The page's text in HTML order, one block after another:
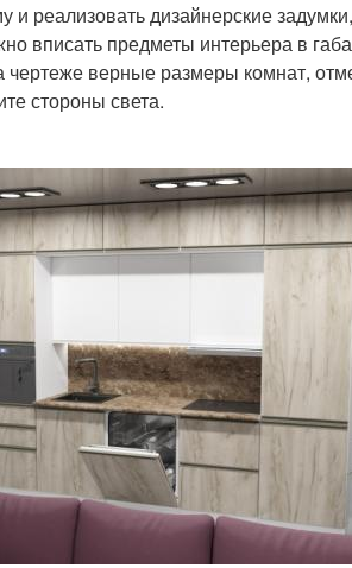
и реализовать дизайнерские
вписать предметы интерьера в
чертеже верные размеры комнат,
стороны света.